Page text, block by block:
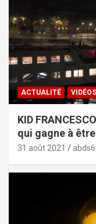
ACTUALITÉ
KID
qui gagne à
31 août 2021